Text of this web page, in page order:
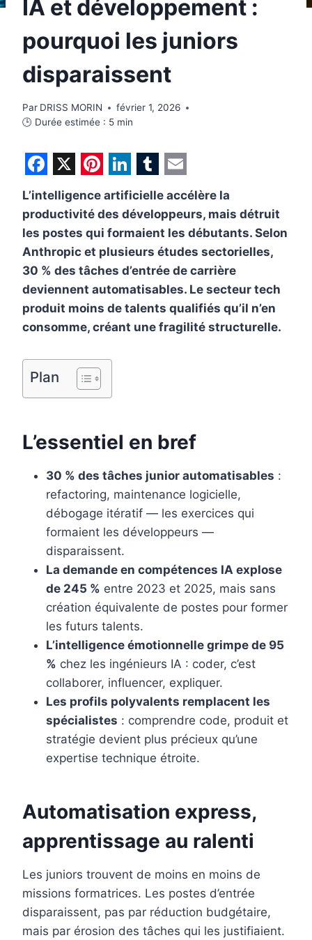
IA et développement :
pourquoi les juniors
disparaissent
Par DRISS MORIN
février 1, 2026
🕒 Durée estimée : 5 min
F
a
c
e
b
o
o
X P
i
n
t
e
r
e
s
t
L
i
n
k
e
d
I
T
u
m
b
l
r
E
m
a
i
l
L’intelligence artificielle accélère la
productivité des développeurs, mais détruit
les postes qui formaient les débutants. Selon
Anthropic et plusieurs études sectorielles,
30 % des tâches d’entrée de carrière
deviennent automatisables. Le secteur tech
produit moins de talents qualifiés qu’il n’en
consomme, créant une fragilité structurelle.
Plan
L’essentiel en bref
30 % des tâches junior automatisables :
refactoring, maintenance logicielle,
débogage itératif — les exercices qui
formaient les développeurs —
disparaissent.
La demande en compétences IA explose
de 245 % entre 2023 et 2025, mais sans
création équivalente de postes pour former
les futurs talents.
L’intelligence émotionnelle grimpe de 95
% chez les ingénieurs IA : coder, c’est
collaborer, influencer, expliquer.
Les profils polyvalents remplacent les
spécialistes : comprendre code, produit et
stratégie devient plus précieux qu’une
expertise technique étroite.
Automatisation express,
apprentissage au ralenti
Les juniors trouvent de moins en moins de
missions formatrices. Les postes d’entrée
disparaissent, pas par réduction budgétaire,
mais par érosion des tâches qui les justifiaient.